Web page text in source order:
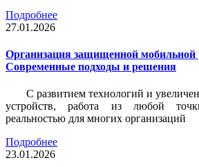
Подробнее
27.01.2026
Организация защищенной мобильной
Современные подходы и решения
С развитием технологий и
устройств, работа из любой
реальностью для многих организаций
Подробнее
23.01.2026